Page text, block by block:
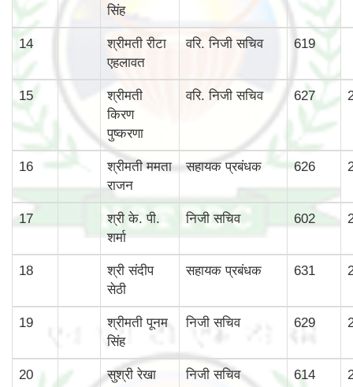
सिंह
14
श्रीमती रीटा
एहलावत
वरि. निजी सचिव 619
15
श्रीमती
किरण
पुष्करणा
वरि. निजी सचिव 627
16
श्रीमती ममता
राजन
सहायक प्रबंधक 626
17
श्री के. पी.
शर्मा
निजी सचिव 602
18
श्री संदीप
सेठी
सहायक प्रबंधक 631
19
श्रीमती पूनम
सिंह
निजी सचिव 629
20 सुश्री रेखा निजी सचिव 614